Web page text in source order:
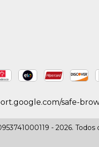
safe-
- 2026. Todos